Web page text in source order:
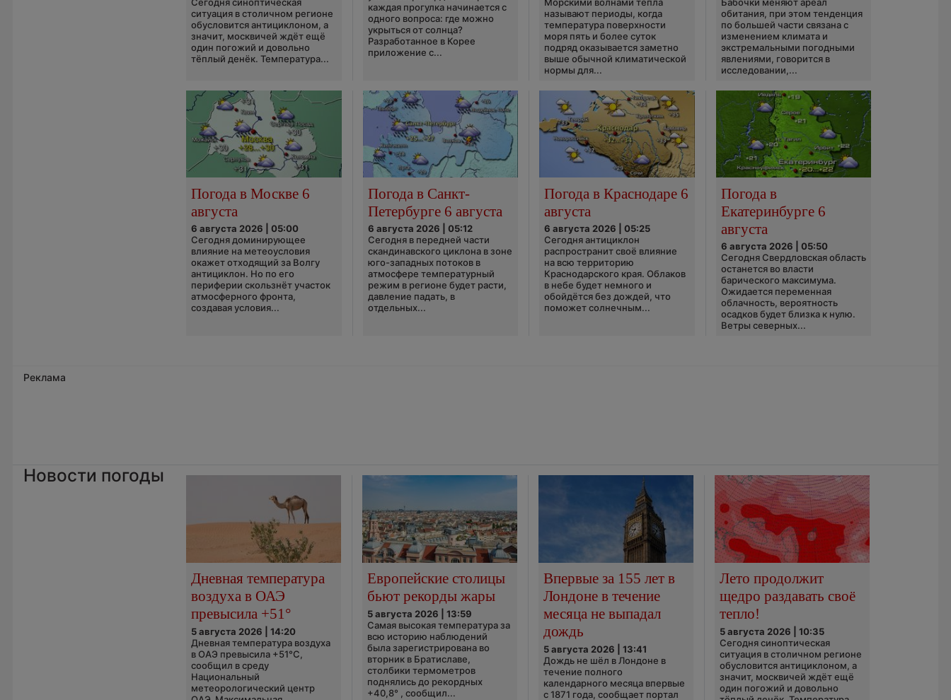
ситуация в столичном регионе
обусловится антициклоном, а
значит, москвичей ждёт ещё
один погожий и довольно
тёплый денёк. Температура...
каждая прогулка начинается с
одного вопроса: где можно
укрыться от солнца?
Разработанное в Корее
приложение с...
называют периоды, когда
температура поверхности
моря пять и более суток
подряд оказывается заметно
выше обычной климатической
нормы для...
обитания, при этом тенденция
по большей части связана с
изменением климата и
экстремальными погодными
явлениями, говорится в
исследовании,...
Погода в Москве 6
августа
6 августа 2026 | 05:00
Сегодня доминирующее
влияние на метеоусловия
окажет отходящий за Волгу
антициклон. Но по его
периферии скользнёт участок
атмосферного фронта,
создавая условия...
Погода в Санкт-
Петербурге 6 августа
6 августа 2026 | 05:12
Сегодня в передней части
скандинавского циклона в зоне
юго-западных потоков в
атмосфере температурный
режим в регионе будет расти,
давление падать, в
отдельных...
Погода в Краснодаре 6
августа
6 августа 2026 | 05:25
Сегодня антициклон
распространит своё влияние
на всю территорию
Краснодарского края. Облаков
в небе будет немного и
обойдётся без дождей, что
поможет солнечным...
Погода в
Екатеринбурге 6
августа
6 августа 2026 | 05:50
Сегодня Свердловская область
останется во власти
барического максимума.
Ожидается переменная
облачность, вероятность
осадков будет близка к нулю.
Ветры северных...
Реклама
Новости погоды
Дневная температура
воздуха в ОАЭ
превысила +51°
5 августа 2026 | 14:20
Дневная температура воздуха
в ОАЭ превысила +51°C,
сообщил в среду
Национальный
метеорологический центр
Европейские столицы
бьют рекорды жары
5 августа 2026 | 13:59
Самая высокая температура за
всю историю наблюдений
была зарегистрирована во
вторник в Братиславе,
столбики термометров
поднялись до рекордных
+40,8° , сообщил...
Впервые за 155 лет в
Лондоне в течение
месяца не выпадал
дождь
5 августа 2026 | 13:41
Дождь не шёл в Лондоне в
течение полного
календарного месяца впервые
с 1871 года, сообщает портал
Лето продолжит
щедро раздавать своё
тепло!
5 августа 2026 | 10:35
Сегодня синоптическая
ситуация в столичном регионе
обусловится антициклоном, а
значит, москвичей ждёт ещё
один погожий и довольно